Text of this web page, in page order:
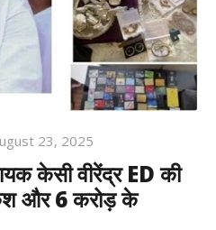
23, 2025
केसी वीरेंद्र ED की
और 6 करोड़ के